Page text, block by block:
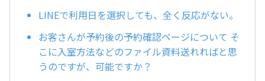
LINEで利用日を選択しても、全く反応がない。
お客さんが予約後の予約確認ページについて そ
こに入室方法などのファイル資料送れればと思
うのですが、可能ですか？